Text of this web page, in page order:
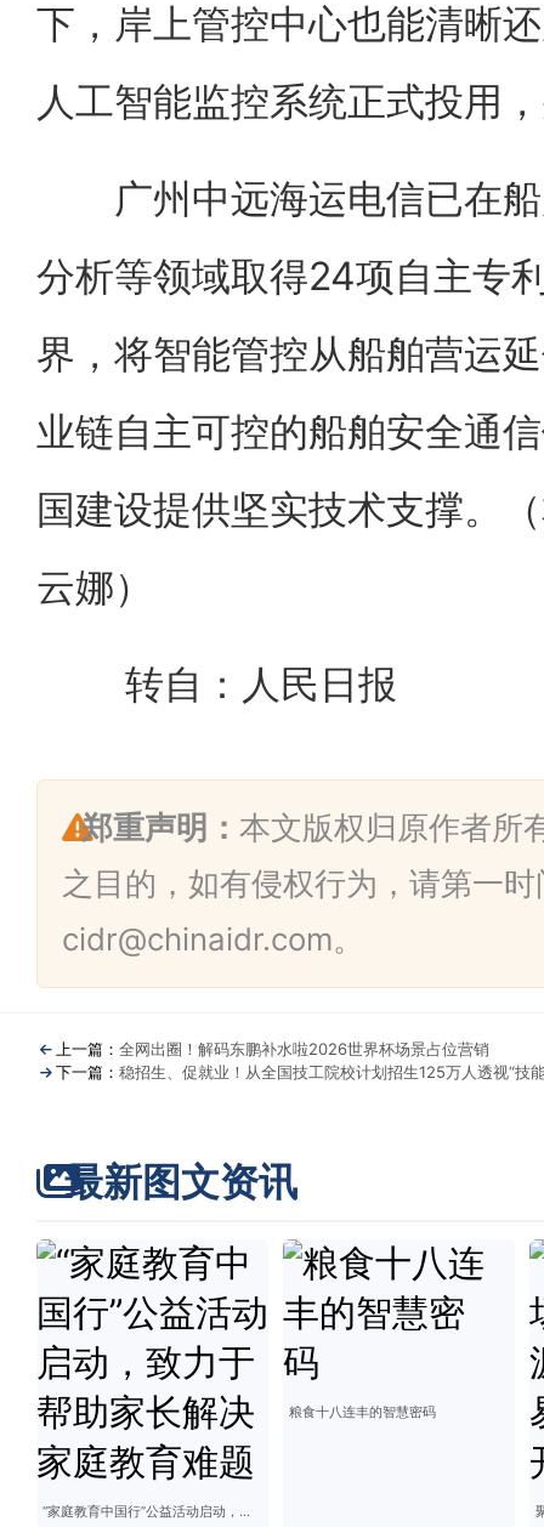
下，岸上管控中心也能清晰
人工智能监控系统正式投用
广州中远海运电信已在船
分析等领域取得24项自主专
界，将智能管控从船舶营运
业链自主可控的船舶安全通
国建设提供坚实技术支撑。
云娜）
转自：人民日报
郑重声明： 本文版权归原作者所
之目的，如有侵权行为，请第一
cidr@chinaidr.com。
上一篇： 全网出圈！解码东鹏补水啦2026世界杯场景占位营销
下一篇： 稳招生、促就业！从全国技工院校计划招生125万人透视“技
最新图文资讯
“家庭教育中国行”公益活动启动，致力于帮助家长解决家庭教育难题
粮食十八连丰的智慧密码